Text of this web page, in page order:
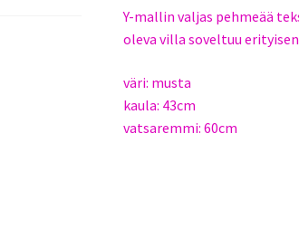
Y-mallin valjas pehmeää
oleva villa soveltuu
väri: musta
kaula: 43cm
vatsaremmi: 60cm